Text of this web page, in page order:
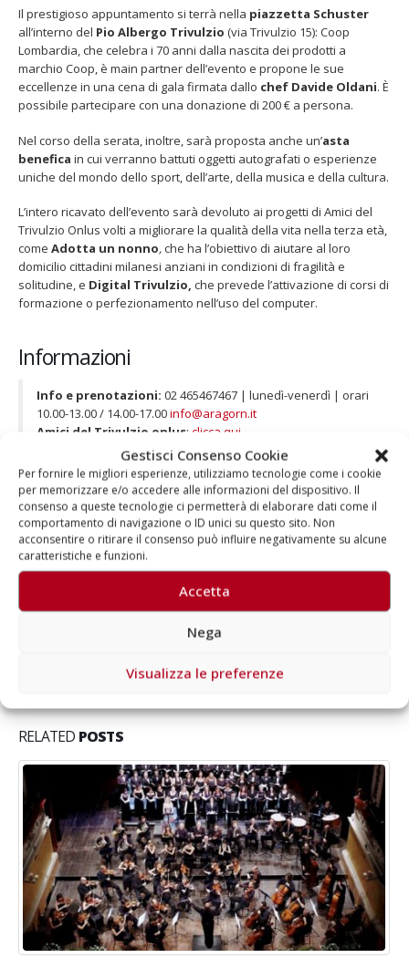
Gestisci Consenso Cookie
Per fornire le migliori esperienze, utilizziamo tecnologie come i cookie
per memorizzare e/o accedere alle informazioni del dispositivo. Il
consenso a queste tecnologie ci permetterà di elaborare dati come il
comportamento di navigazione o ID unici su questo sito. Non
acconsentire o ritirare il consenso può influire negativamente su alcune
caratteristiche e funzioni.
Accetta
Nega
Visualizza le preferenze
Il prestigioso appuntamento si terrà nella piazzetta Schuster
all’interno del Pio Albergo Trivulzio (via Trivulzio 15): Coop
Lombardia, che celebra i 70 anni dalla nascita dei prodotti a
marchio Coop, è main partner dell’evento e propone le sue
eccellenze in una cena di gala firmata dallo chef Davide Oldani. È
possibile partecipare con una donazione di 200 € a persona.
Nel corso della serata, inoltre, sarà proposta anche un’asta
benefica in cui verranno battuti oggetti autografati o esperienze
uniche del mondo dello sport, dell’arte, della musica e della cultura.
L’intero ricavato dell’evento sarà devoluto ai progetti di Amici del
Trivulzio Onlus volti a migliorare la qualità della vita nella terza età,
come Adotta un nonno,che ha l’obiettivo di aiutare al loro
domicilio cittadini milanesi anziani in condizioni di fragilità e
solitudine, e Digital Trivulzio, che prevede l’attivazione di corsi di
formazione o perfezionamento nell’uso del computer.
Informazioni
Info e prenotazioni: 02 465467467 | lunedì-venerdì | orari
10.00-13.00 / 14.00-17.00info@aragorn.it
Amici del Trivulzio onlus: clicca qui
Autore
RELATED POSTS
22 giugno 2026 – Terrazze del
Duomo: apertura serale
straordinaria per Fondazione
28, 2026
3 giugno 2026 – Al Teatro
inaugurale di UniON –
Orchestra Nazionale
13, 2026
Un evento di Natale per
Fino al 29 marzo 2026 –
malati e fragili, VIDAS
una campagna per
Marzo 17, 2026